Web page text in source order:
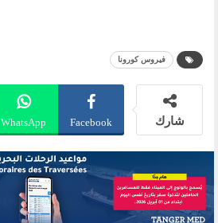
فيروس كورونا
شارك Facebook
WhatsApp